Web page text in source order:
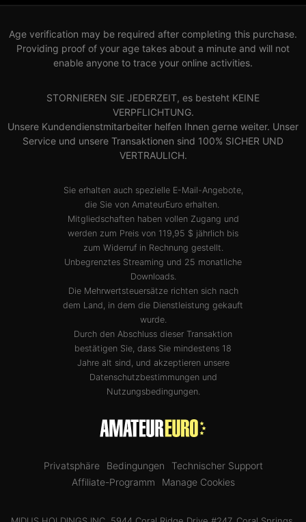
Age verification may be required after completing this purchase.
Providing proof of your age takes about a minute and will not
enable anyone to trace your online activities.
STORNIEREN SIE JEDERZEIT, es besteht KEINE
VERPFLICHTUNG.
Unsere Kundendienstmitarbeiter helfen Ihnen gerne weiter. Unser
Service und unsere Transaktionen sind 100% SICHER UND
VERTRAULICH.
Sie erhalten auch spezielle E-Mail-Angebote,
die Sie von AmateurEuro erhalten.
Mitgliedschaften haben vollen Zugang und
werden zum Preis von 119,95 $ jährlich bis
zum Widerruf in Rechnung gestellt.
Unbegrenztes Streaming und 25 monatliche
Downloads.
Die Mehrwertsteuersätze richten sich nach
dem Land, in dem die Dienstleistung gekauft
wurde.
Durch den Abschluss dieser Transaktion
bestätigen Sie, dass Sie mindestens 18
Jahre alt sind, und akzeptieren unsere
Datenschutzbestimmungenund
Nutzungsbedingungen.
Privatsphäre Bedingungen
Technischer Support
Affiliate-Programm
Manage Cookies